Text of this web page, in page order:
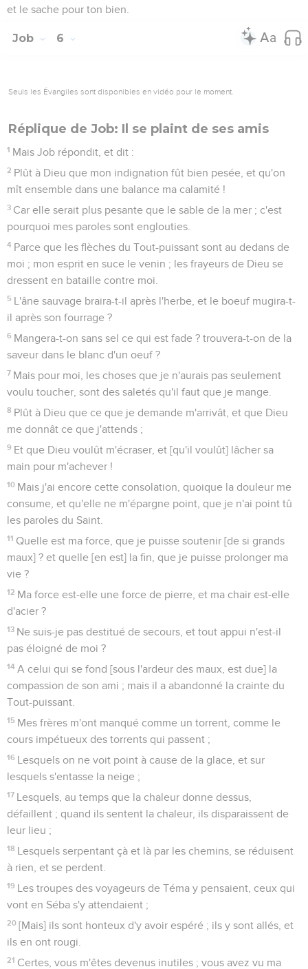
et le sache pour ton bien.
Job 6
Seuls les Évangiles sont disponibles en vidéo pour le moment.
Réplique de Job: Il se plaint de ses amis
1 Mais Job répondit, et dit :
2 Plût à Dieu que mon indignation fût bien pesée, et qu'on
mît ensemble dans une balance ma calamité !
3 Car elle serait plus pesante que le sable de la mer ; c'est
pourquoi mes paroles sont englouties.
4 Parce que les flèches du Tout-puissant sont au dedans de
moi ; mon esprit en suce le venin ; les frayeurs de Dieu se
dressent en bataille contre moi.
5 L'âne sauvage braira-t-il après l'herbe, et le boeuf mugira-t-
il après son fourrage ?
6 Mangera-t-on sans sel ce qui est fade ? trouvera-t-on de la
saveur dans le blanc d'un oeuf ?
7 Mais pour moi, les choses que je n'aurais pas seulement
voulu toucher, sont des saletés qu'il faut que je mange.
8 Plût à Dieu que ce que je demande m'arrivât, et que Dieu
me donnât ce que j'attends ;
9 Et que Dieu voulût m'écraser, et [qu'il voulût] lâcher sa
main pour m'achever !
10 Mais j'ai encore cette consolation, quoique la douleur me
consume, et qu'elle ne m'épargne point, que je n'ai point tû
les paroles du Saint.
11 Quelle est ma force, que je puisse soutenir [de si grands
maux] ? et quelle [en est] la fin, que je puisse prolonger ma
vie ?
12 Ma force est-elle une force de pierre, et ma chair est-elle
d'acier ?
13 Ne suis-je pas destitué de secours, et tout appui n'est-il
pas éloigné de moi ?
14 A celui qui se fond [sous l'ardeur des maux, est due] la
compassion de son ami ; mais il a abandonné la crainte du
Tout-puissant.
15 Mes frères m'ont manqué comme un torrent, comme le
cours impétueux des torrents qui passent ;
16 Lesquels on ne voit point à cause de la glace, et sur
lesquels s'entasse la neige ;
17 Lesquels, au temps que la chaleur donne dessus,
défaillent ; quand ils sentent la chaleur, ils disparaissent de
leur lieu ;
18 Lesquels serpentant çà et là par les chemins, se réduisent
à rien, et se perdent.
19 Les troupes des voyageurs de Téma y pensaient, ceux qui
vont en Séba s'y attendaient ;
20 [Mais] ils sont honteux d'y avoir espéré ; ils y sont allés, et
ils en ont rougi.
21 Certes, vous m'êtes devenus inutiles ; vous avez vu ma